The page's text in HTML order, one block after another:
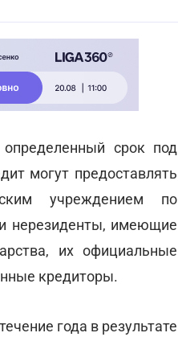
срок под
могут предоставлять
учреждением по
нерезиденты, имеющие
их официальные
кредиторы.
года в результате